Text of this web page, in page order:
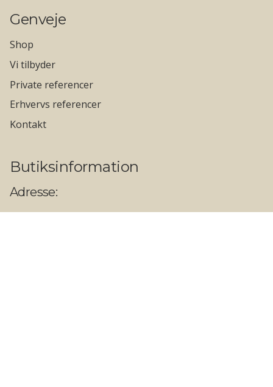
Genveje
Shop
Vi tilbyder
Private referencer
Erhvervs referencer
Kontakt
Butiksinformation
Adresse:
Herlev Hovedgade 203, 2730 Herlev